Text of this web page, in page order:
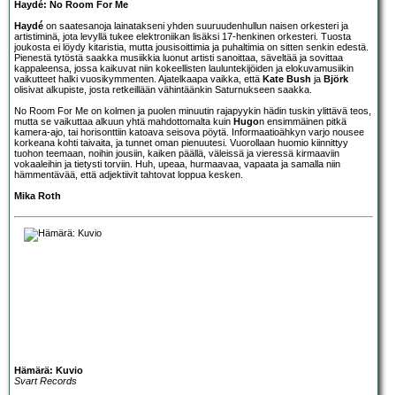
Haydé: No Room For Me
Haydé on saatesanoja lainatakseni yhden suuruudenhullun naisen orkesteri ja
artistiminä, jota levyllä tukee elektroniikan lisäksi 17-henkinen orkesteri. Tuosta
joukosta ei löydy kitaristia, mutta jousisoittimia ja puhaltimia on sitten senkin edestä.
Pienestä tytöstä saakka musiikkia luonut artisti sanoittaa, säveltää ja sovittaa
kappaleensa, jossa kaikuvat niin kokeellisten lauluntekijöiden ja elokuvamusiikin
vaikutteet halki vuosikymmenten. Ajatelkaapa vaikka, että Kate Bush ja Björk
olisivat alkupiste, josta retkeillään vähintäänkin Saturnukseen saakka.
No Room For Me on kolmen ja puolen minuutin rajapyykin hädin tuskin ylittävä teos,
mutta se vaikuttaa alkuun yhtä mahdottomalta kuin Hugon ensimmäinen pitkä
kamera-ajo, tai horisonttiin katoava seisova pöytä. Informaatioähkyn varjo nousee
korkeana kohti taivaita, ja tunnet oman pienuutesi. Vuorollaan huomio kiinnittyy
tuohon teemaan, noihin jousiin, kaiken päällä, väleissä ja vieressä kirmaaviin
vokaaleihin ja tietysti torviin. Huh, upeaa, hurmaavaa, vapaata ja samalla niin
hämmentävää, että adjektiivit tahtovat loppua kesken.
Mika Roth
Hämärä: Kuvio
Svart Records